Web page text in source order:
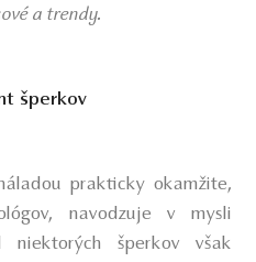
a trendy.
šperkov
prakticky okamžite,
navodzuje v mysli
niektorých šperkov však